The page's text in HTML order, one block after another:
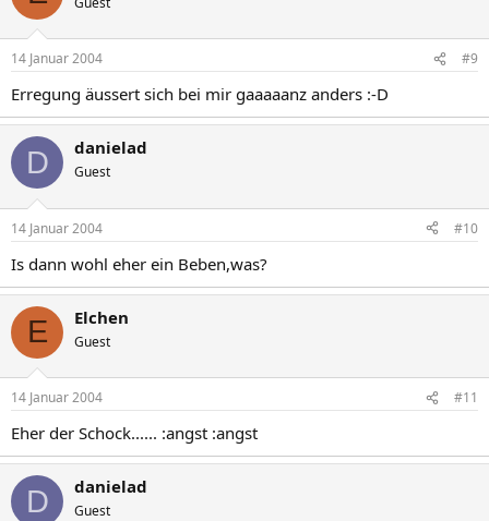
14 Januar 2004 #9
Erregung äussert sich bei mir gaaaaanz anders :-D
D danielad
Guest
14 Januar 2004 #10
Is dann wohl eher ein Beben,was?
E Elchen
Guest
14 Januar 2004 #11
Eher der Schock...... :angst :angst
D danielad
Guest